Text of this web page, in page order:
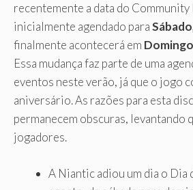
recentemente a data do Community
inicialmente agendado para
finalmente acontecerá em
Essa mudança faz parte de uma
eventos neste verão, já que o jogo
aniversário. As razões para esta
permanecem obscuras, levantando
jogadores.
A Niantic adiou um dia o Dia